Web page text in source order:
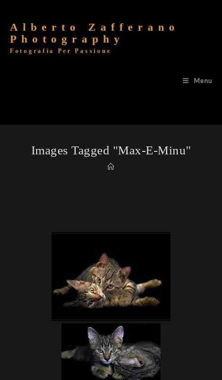
Alberto Zafferano
Photography
Fotografia Per Passione
Menu
Images Tagged "max-E-Minu"